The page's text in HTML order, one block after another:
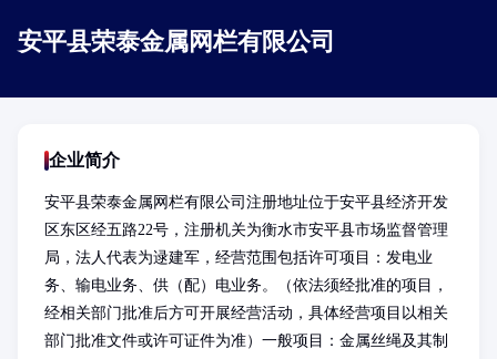
安平县荣泰金属网栏有限公司
企业简介
安平县荣泰金属网栏有限公司注册地址位于安平县经济开发
区东区经五路22号，注册机关为衡水市安平县市场监督管理
局，法人代表为逯建军，经营范围包括许可项目：发电业
务、输电业务、供（配）电业务。（依法须经批准的项目，
经相关部门批准后方可开展经营活动，具体经营项目以相关
部门批准文件或许可证件为准）一般项目：金属丝绳及其制